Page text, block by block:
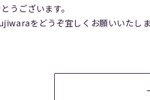
うございます。
をどうぞ宜しくお願いいたしま